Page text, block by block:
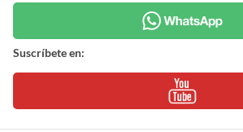
Suscríbete en: